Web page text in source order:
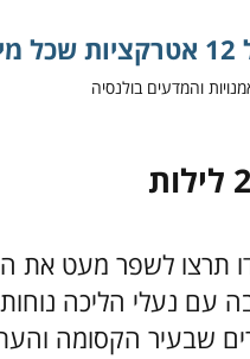
תרצו לשפר מעט את
עם נעלי הליכה
שבעיר הקסומה